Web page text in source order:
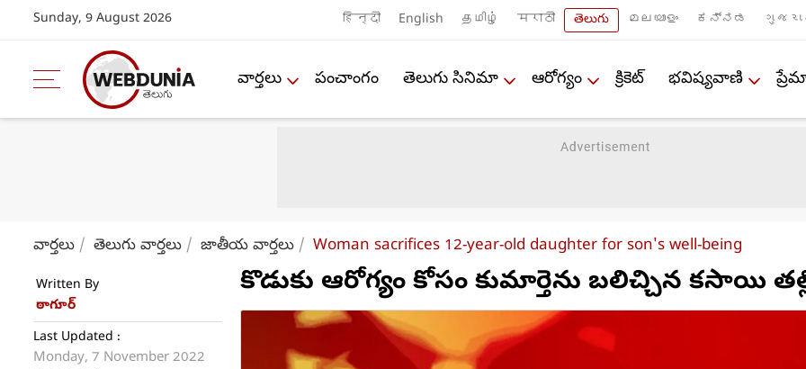
Sunday, 9 August 2026 हिन्दी English தமிழ் मराठी తెలుగు മലയാളം ಕನ್ನಡ
వార్తలు పంచాంగం తెలుగు సినిమా ఆరోగ్యం క్రికెట్ భవిష్యవాణి
వార్తలు తెలుగు వార్తలు జాతీయ వార్తలు Woman sacrifices 12-year-old daughter for son's well-being
Written By
ఠాగూర్
Last Updated :
Monday, 7 November 2022
కొడుకు ఆరోగ్యం కోసం కుమార్తెను బలిచ్చిన కసాయి